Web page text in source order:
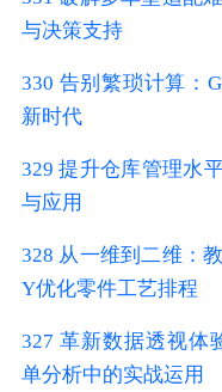
与决策支持
330 告别繁琐计算：
新时代
329 提升仓库管理水
与应用
328 从一维到二维：
Y优化零件工艺排程
327 革新数据透视体
单分析中的实战运用